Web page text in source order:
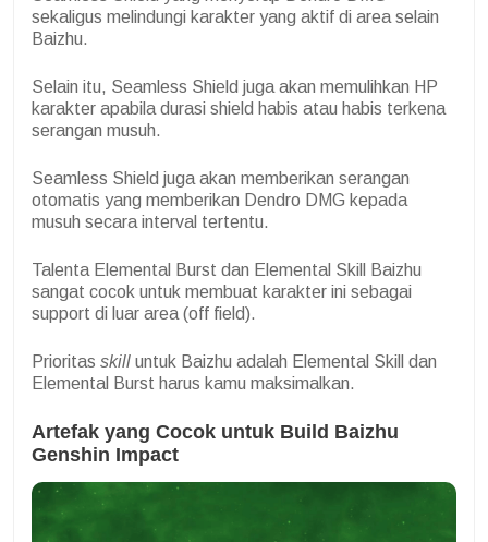
sekaligus melindungi karakter yang aktif di area selain
Baizhu.
Selain itu, Seamless Shield juga akan memulihkan HP
karakter apabila durasi shield habis atau habis terkena
serangan musuh.
Seamless Shield juga akan memberikan serangan
otomatis yang memberikan Dendro DMG kepada
musuh secara interval tertentu.
Talenta Elemental Burst dan Elemental Skill Baizhu
sangat cocok untuk membuat karakter ini sebagai
support di luar area (off field).
Prioritas skill untuk Baizhu adalah Elemental Skill dan
Elemental Burst harus kamu maksimalkan.
Artefak yang Cocok untuk Build Baizhu
Genshin Impact